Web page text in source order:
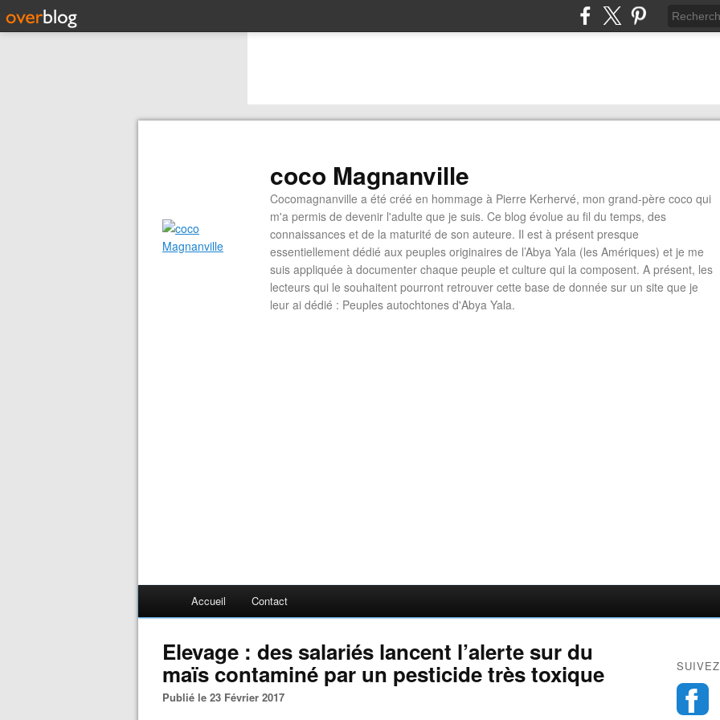
coco Magnanville
Cocomagnanville a été créé en hommage à Pierre Kerhervé, mon grand-père coco qui
m'a permis de devenir l'adulte que je suis. Ce blog évolue au fil du temps, des
connaissances et de la maturité de son auteure. Il est à présent presque
essentiellement dédié aux peuples originaires de l’Abya Yala (les Amériques) et je me
suis appliquée à documenter chaque peuple et culture qui la composent. A présent, les
lecteurs qui le souhaitent pourront retrouver cette base de donnée sur un site que je
leur ai dédié : Peuples autochtones d'Abya Yala.
Accueil Contact
Elevage : des salariés lancent l’alerte sur du
maïs contaminé par un pesticide très toxique
Publié le 23 Février 2017